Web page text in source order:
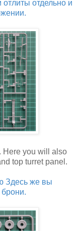
отдельно и
Here you will also
top turret panel.
Здесь же вы
брони.